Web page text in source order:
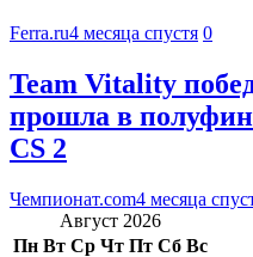
Ferra.ru4 месяца спустя 0
Team Vitality
прошла в
CS 2
Чемпионат.com4 месяца
Август 2026
Пн Вт Ср Чт Пт Сб Вс